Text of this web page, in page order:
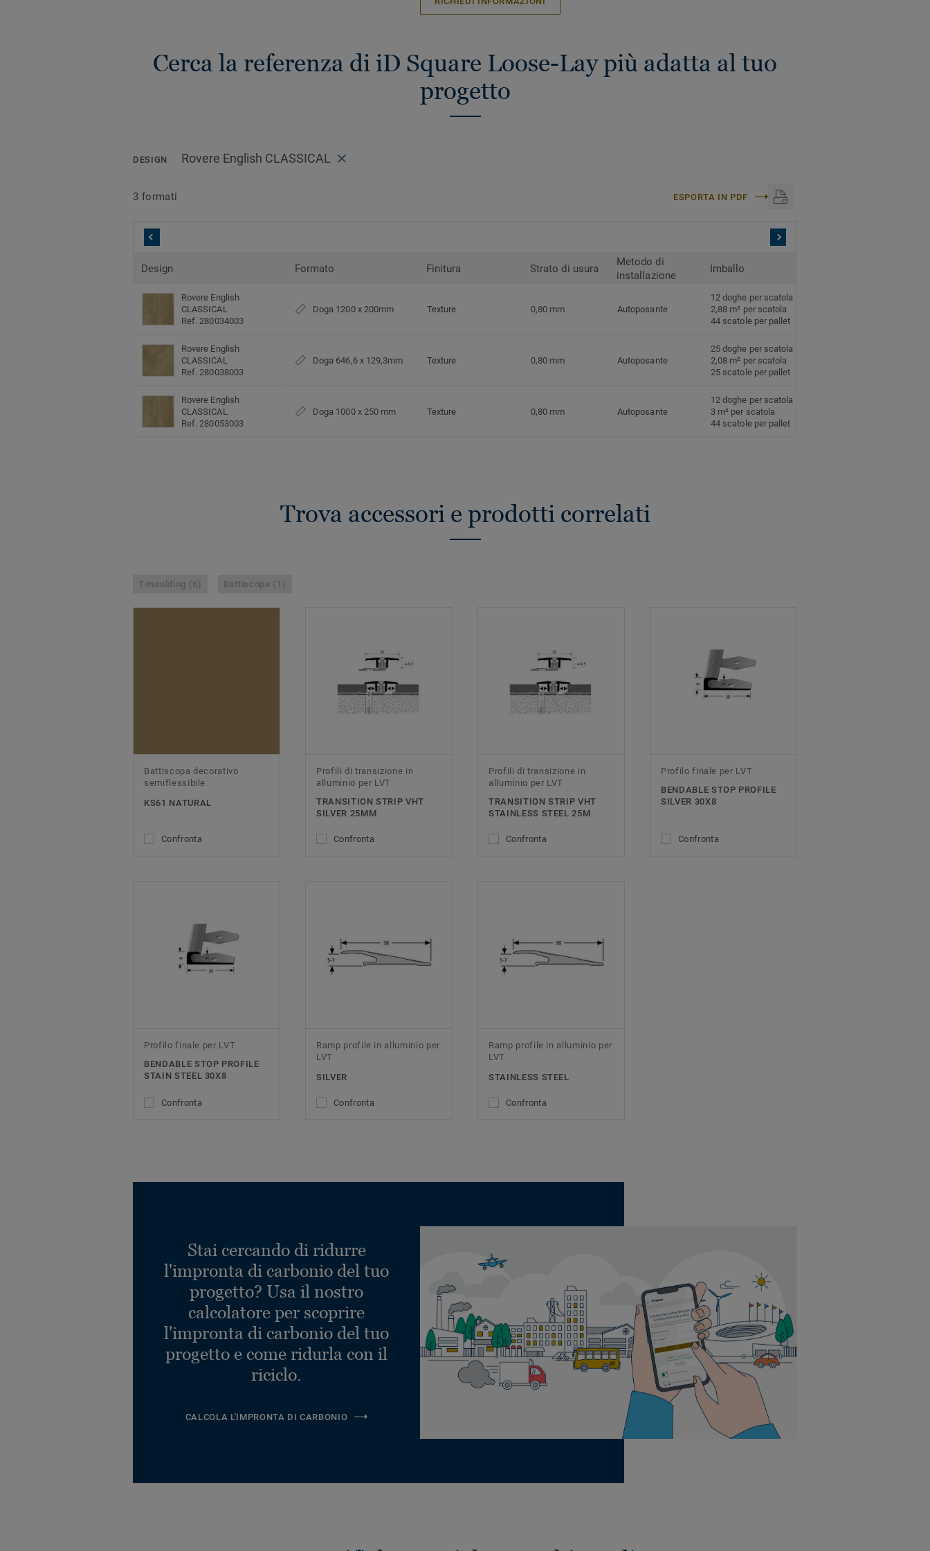
Cerca la referenza di iD Square Loose-Lay più adatta al tuo
progetto
DESIGN Rovere English CLASSICAL
3 formati ESPORTA IN PDF
Design Formato Finitura Strato di usura
Metodo di
installazione
Imballo
Rovere English
CLASSICAL
Ref. 280034003
Doga 1200 x 200mm Texture 0,80 mm Autoposante
12 doghe per scatola
2,88 m² per scatola
44 scatole per pallet
Rovere English
CLASSICAL
Ref. 280038003
Doga 646,6 x 129,3mm Texture 0,80 mm Autoposante
25 doghe per scatola
2,08 m² per scatola
25 scatole per pallet
Rovere English
CLASSICAL
Ref. 280053003
Doga 1000 x 250 mm Texture 0,80 mm Autoposante
12 doghe per scatola
3 m² per scatola
44 scatole per pallet
Trova accessori e prodotti correlati
T-moulding (6) Battiscopa (1)
Battiscopa decorativo
semiflessibile
KS61 NATURAL
Confronta
Profili di transizione in
alluminio per LVT
TRANSITION STRIP VHT
SILVER 25MM
Confronta
Profili di transizione in
alluminio per LVT
TRANSITION STRIP VHT
STAINLESS STEEL 25M
Confronta
Profilo finale per LVT
BENDABLE STOP PROFILE
SILVER 30X8
Confronta
Profilo finale per LVT
BENDABLE STOP PROFILE
STAIN STEEL 30X8
Confronta
Ramp profile in alluminio per
LVT
SILVER
Confronta
Ramp profile in alluminio per
LVT
STAINLESS STEEL
Confronta
Stai cercando di ridurre
l'impronta di carbonio del tuo
progetto? Usa il nostro
calcolatore per scoprire
l'impronta di carbonio del tuo
progetto e come ridurla con il
riciclo.
CALCOLA L'IMPRONTA DI CARBONIO